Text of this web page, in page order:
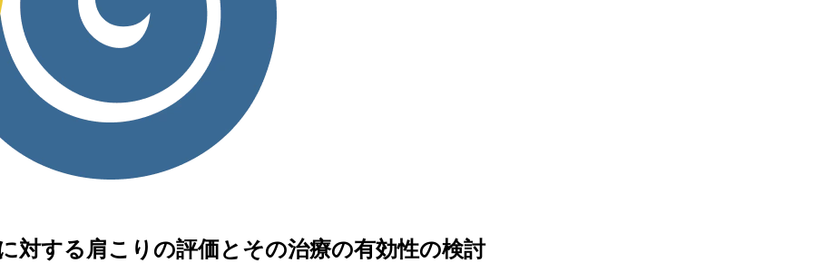
対する肩こりの評価とその治療の有効性の検討